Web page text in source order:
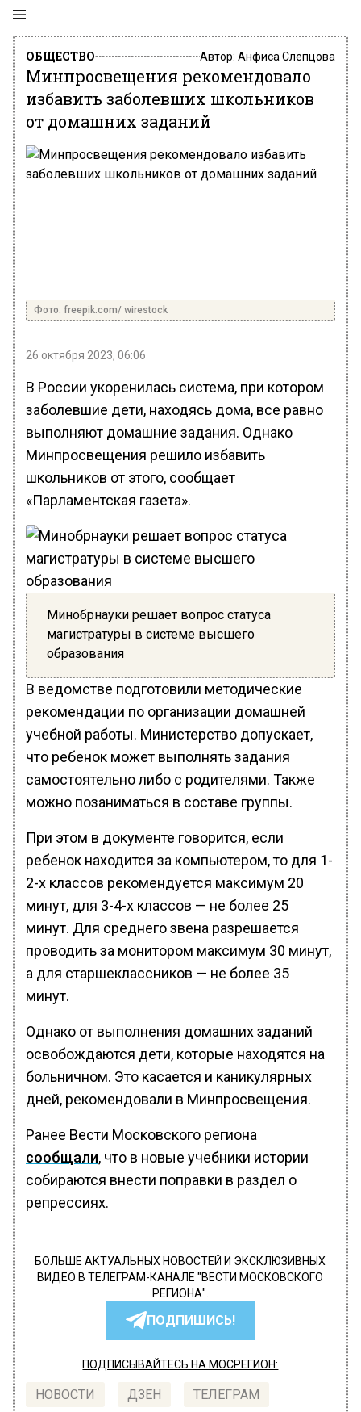
ОБЩЕСТВО Автор: Анфиса Слепцова
Минпросвещения рекомендовало
избавить заболевших школьников
от домашних заданий
Фото: freepik.com/ wirestock
26 октября 2023, 06:06
В России укоренилась система, при котором
заболевшие дети, находясь дома, все равно
выполняют домашние задания. Однако
Минпросвещения решило избавить
школьников от этого, сообщает
«Парламентская газета».
Минобрнауки решает вопрос статуса
магистратуры в системе высшего
образования
В ведомстве подготовили методические
рекомендации по организации домашней
учебной работы. Министерство допускает,
что ребенок может выполнять задания
самостоятельно либо с родителями. Также
можно позаниматься в составе группы.
При этом в документе говорится, если
ребенок находится за компьютером, то для 1-
2-х классов рекомендуется максимум 20
минут, для 3-4-х классов — не более 25
минут. Для среднего звена разрешается
проводить за монитором максимум 30 минут,
а для старшеклассников — не более 35
минут.
Однако от выполнения домашних заданий
освобождаются дети, которые находятся на
больничном. Это касается и каникулярных
дней, рекомендовали в Минпросвещения.
Ранее Вести Московского региона
сообщали, что в новые учебники истории
собираются внести поправки в раздел о
репрессиях.
БОЛЬШЕ АКТУАЛЬНЫХ НОВОСТЕЙ И ЭКСКЛЮЗИВНЫХ
ВИДЕО В ТЕЛЕГРАМ-КАНАЛЕ "ВЕСТИ МОСКОВСКОГО
РЕГИОНА".
ПОДПИШИСЬ!
ПОДПИСЫВАЙТЕСЬ НА МОСРЕГИОН:
НОВОСТИ ДЗЕН ТЕЛЕГРАМ